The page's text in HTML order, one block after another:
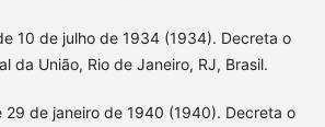
10 de julho de 1934 (1934). Decreta o
da União, Rio de Janeiro, RJ, Brasil.
29 de janeiro de 1940 (1940). Decreta o